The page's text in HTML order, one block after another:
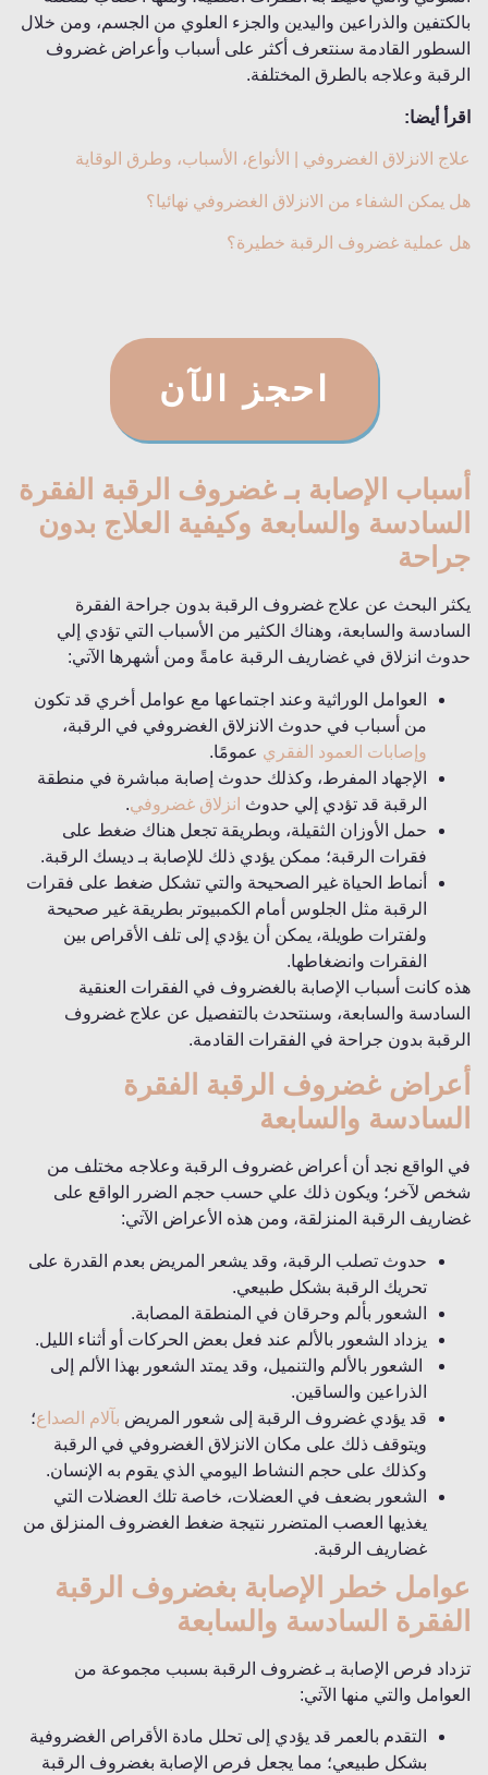
بالكتفين والذراعين واليدين والجزء العلوي من الجسم، ومن خلال
السطور القادمة سنتعرف أكثر على أسباب وأعراض غضروف
الرقبة وعلاجه بالطرق المختلفة.
اقرأ أيضا:
علاج الانزلاق الغضروفي | الأنواع، الأسباب، وطرق الوقاية
هل يمكن الشفاء من الانزلاق الغضروفي نهائيا؟
هل عملية غضروف الرقبة خطيرة؟
احجز الآن
أسباب الإصابة بـ غضروف الرقبة الفقرة
السادسة والسابعة وكيفية العلاج بدون
جراحة
يكثر البحث عن علاج غضروف الرقبة بدون جراحة الفقرة
السادسة والسابعة، وهناك الكثير من الأسباب التي تؤدي إلي
حدوث انزلاق في غضاريف الرقبة عامةً ومن أشهرها الآتي:
العوامل الوراثية وعند اجتماعها مع عوامل أخري قد تكون
من أسباب في حدوث الانزلاق الغضروفي في الرقبة،
وإصابات العمود الفقري عمومًا.
الإجهاد المفرط، وكذلك حدوث إصابة مباشرة في منطقة
الرقبة قد تؤدي إلي حدوث انزلاق غضروفي.
حمل الأوزان الثقيلة، وبطريقة تجعل هناك ضغط على
فقرات الرقبة؛ ممكن يؤدي ذلك للإصابة بـ ديسك الرقبة.
أنماط الحياة غير الصحيحة والتي تشكل ضغط على فقرات
الرقبة مثل الجلوس أمام الكمبيوتر بطريقة غير صحيحة
ولفترات طويلة، يمكن أن يؤدي إلى تلف الأقراص بين
الفقرات وانضغاطها.
هذه كانت أسباب الإصابة بالغضروف في الفقرات العنقية
السادسة والسابعة، وسنتحدث بالتفصيل عن علاج غضروف
الرقبة بدون جراحة في الفقرات القادمة.
أعراض غضروف الرقبة الفقرة
السادسة والسابعة
في الواقع نجد أن أعراض غضروف الرقبة وعلاجه مختلف من
شخص لآخر؛ ويكون ذلك علي حسب حجم الضرر الواقع على
غضاريف الرقبة المنزلقة، ومن هذه الأعراض الآتي:
حدوث تصلب الرقبة، وقد يشعر المريض بعدم القدرة على
تحريك الرقبة بشكل طبيعي.
الشعور بألم وحرقان في المنطقة المصابة.
يزداد الشعور بالألم عند فعل بعض الحركات أو أثناء الليل.
الشعور بالألم والتنميل، وقد يمتد الشعور بهذا الألم إلى
الذراعين والساقين.
قد يؤدي غضروف الرقبة إلى شعور المريض بآلام الصداع؛
ويتوقف ذلك على مكان الانزلاق الغضروفي في الرقبة
وكذلك على حجم النشاط اليومي الذي يقوم به الإنسان.
الشعور بضعف في العضلات، خاصة تلك العضلات التي
يغذيها العصب المتضرر نتيجة ضغط الغضروف المنزلق من
غضاريف الرقبة.
عوامل خطر الإصابة بغضروف الرقبة
الفقرة السادسة والسابعة
تزداد فرص الإصابة بـ غضروف الرقبة بسبب مجموعة من
العوامل والتي منها الآتي:
التقدم بالعمر قد يؤدي إلى تحلل مادة الأقراص الغضروفية
بشكل طبيعي؛ مما يجعل فرص الإصابة بغضروف الرقبة